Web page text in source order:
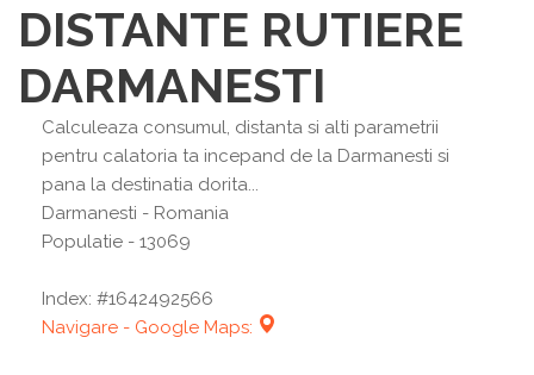
DISTANTE RUTIERE
DARMANESTI
Calculeaza consumul, distanta si alti parametrii
pentru calatoria ta incepand de la Darmanesti si
pana la destinatia dorita...
Darmanesti - Romania
Populatie - 13069
Index: #1642492566
Navigare - Google Maps: